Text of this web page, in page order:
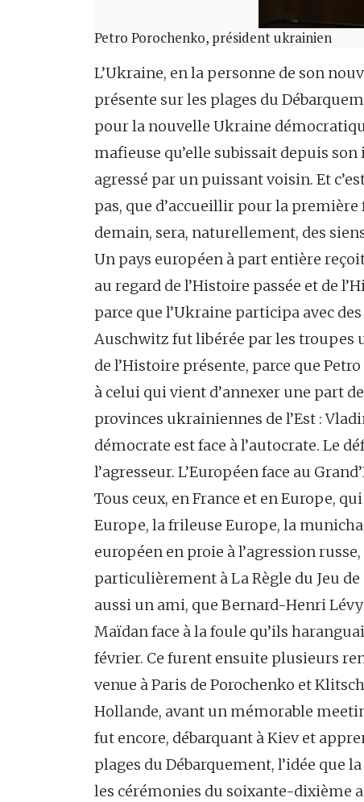
Petro Porochenko, président ukrainien
L’Ukraine, en la personne de son
présente sur les plages du
pour la nouvelle Ukraine
mafieuse qu’elle subissait depuis
agressé par un puissant voisin. Et
pas, que d’accueillir pour la
demain, sera, naturellement, des
Un pays européen à part entière
au regard de l’Histoire passée et de
parce que l’Ukraine participa avec
Auschwitz fut libérée par les troupes
de l’Histoire présente, parce que
à celui qui vient d’annexer une part
provinces ukrainiennes de l’Est :
démocrate est face à l’autocrate. Le
l’agresseur. L’Européen face au
Tous ceux, en France et en Europe,
Europe, la frileuse Europe, la
européen en proie à l’agression
particulièrement à La Règle du Jeu
aussi un ami, que Bernard-Henri
Maïdan face à la foule qu’ils
février. Ce furent ensuite plusieurs
venue à Paris de Porochenko et
Hollande, avant un mémorable
fut encore, débarquant à Kiev et
plages du Débarquement, l’idée que
les cérémonies du soixante-dixième